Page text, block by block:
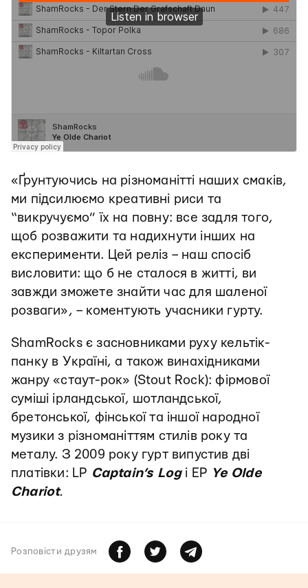
«Ґрунтуючись на різноманітті наших смаків,
ми підсилюємо креативні риси та
“викручуємо” їх на повну: все задля того,
щоб розважити та надихнути інших на
експерименти. Цей реліз – наш спосіб
висловити: що б не сталося в житті, ви
завжди зможете знайти час для шаленої
розваги», – коментують учасники гурту.
ShamRocks є засновниками руху кельтік-
панку в Україні, а також винахідниками
жанру «стаут-рок» (Stout Rock): фірмової
суміші ірландської, шотландської,
бретонської, фінської та іншої народної
музики з різноманіттям стилів року та
металу. З 2009 року гурт випустив дві
платівки: LP Captain’s Logi EP Ye Olde
Chariot.
Розповiсти друзям